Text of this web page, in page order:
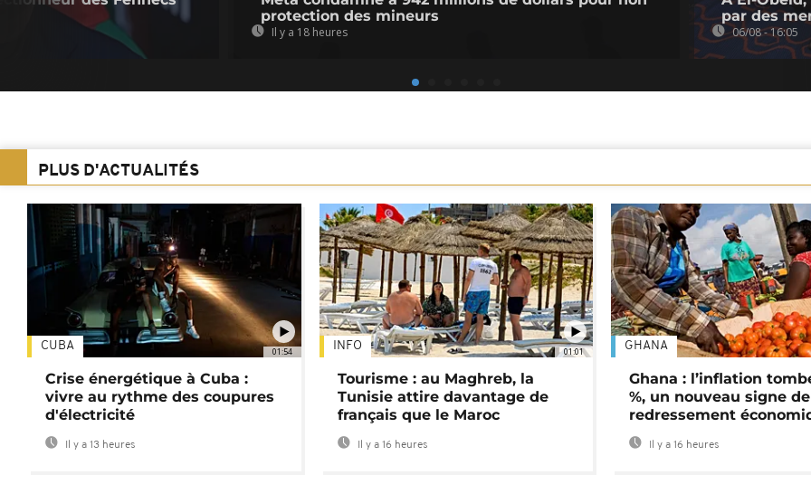
protection des mineurs
Il y a 18 heures
par des
06/08 - 16:05
PLUS D'ACTUALITÉS
01:54
CUBA
Crise énergétique à Cuba :
vivre au rythme des coupures
d'électricité
Il y a 13 heures
01:01
INFO
Tourisme : au Maghreb, la
Tunisie attire davantage de
français que le Maroc
Il y a 16 heures
GHANA
Ghana : l’inflation
%, un nouveau signe de
redressement
Il y a 16 heures